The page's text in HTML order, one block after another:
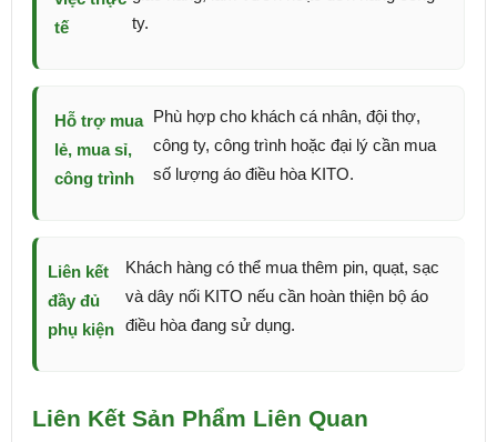
tế
ty.
Hỗ trợ mua
lẻ, mua sỉ,
công trình
Phù hợp cho khách cá nhân, đội thợ,
công ty, công trình hoặc đại lý cần mua
số lượng áo điều hòa KITO.
Liên kết
đầy đủ
phụ kiện
Khách hàng có thể mua thêm pin, quạt, sạc
và dây nối KITO nếu cần hoàn thiện bộ áo
điều hòa đang sử dụng.
Liên Kết Sản Phẩm Liên Quan